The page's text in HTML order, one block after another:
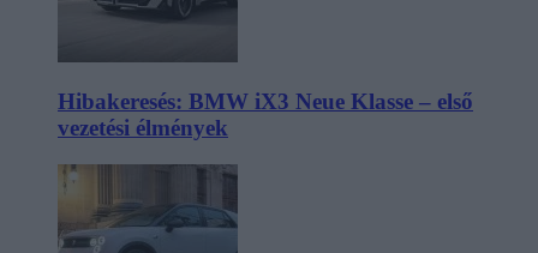
Hibakeresés: BMW iX3 Neue Klasse – első
vezetési élmények